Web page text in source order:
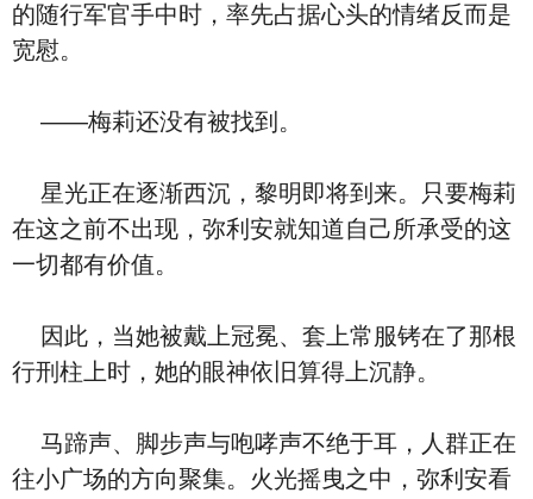
的随行军官手中时，率先占据心头的情绪反而是
宽慰。
——梅莉还没有被找到。
星光正在逐渐西沉，黎明即将到来。只要梅莉
在这之前不出现，弥利安就知道自己所承受的这
一切都有价值。
因此，当她被戴上冠冕、套上常服铐在了那根
行刑柱上时，她的眼神依旧算得上沉静。
马蹄声、脚步声与咆哮声不绝于耳，人群正在
往小广场的方向聚集。火光摇曳之中，弥利安看